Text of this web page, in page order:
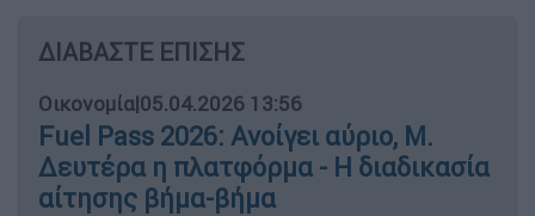
ΔΙΑΒΑΣΤΕ ΕΠΙΣΗΣ
Οικονομία|05.04.2026 13:56
Fuel Pass 2026: Ανοίγει αύριο, Μ.
Δευτέρα η πλατφόρμα - Η διαδικασία
αίτησης βήμα-βήμα